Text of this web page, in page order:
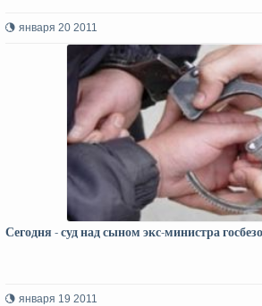
января 20 2011
Сегодня - суд над сыном экс-министра
января 19 2011